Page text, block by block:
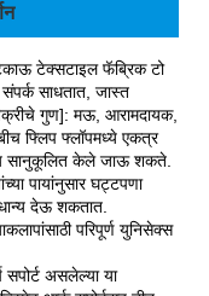
टेक्सटाइल फॅब्रिक टो
साधतात, जास्त
गुण]: मऊ, आरामदायक,
फ्लिप फ्लॉपमध्ये एकत्र
सानुकूलित केले जाऊ शकते.
पायांनुसार घट्टपणा
देऊ शकतात.
परिपूर्ण युनिसेक्स
सपोर्ट असलेल्या या